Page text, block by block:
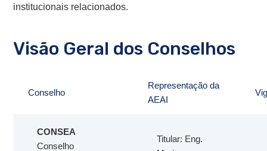
institucionais relacionados.
Visão Geral dos Conselhos
Conselho
Representação da
AEAI
CONSEA
Conselho
Titular: Eng.